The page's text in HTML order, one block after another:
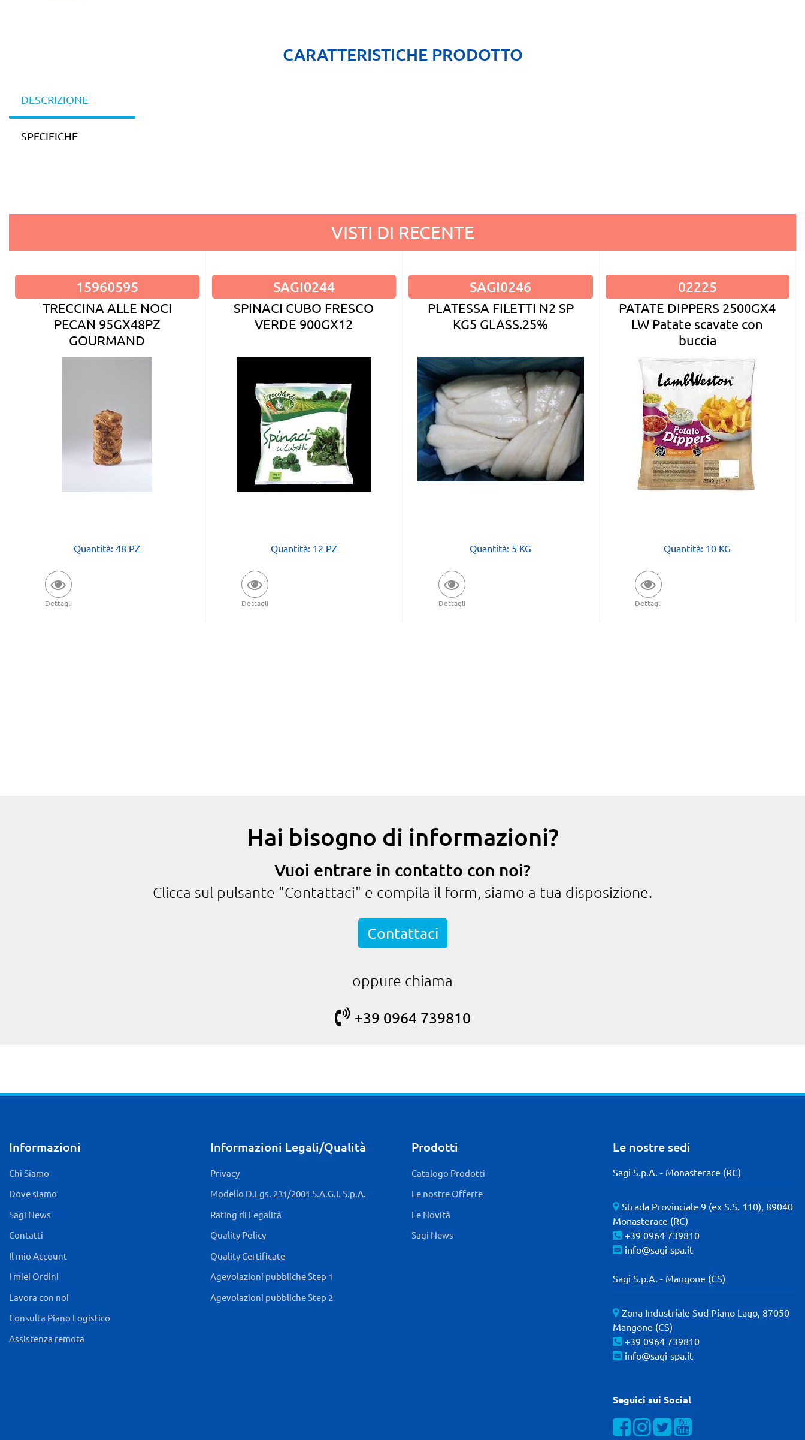
CARATTERISTICHE PRODOTTO
DESCRIZIONE
SPECIFICHE
VISTI DI RECENTE
15960595
TRECCINA ALLE NOCI
PECAN 95GX48PZ
GOURMAND
Quantità: 48 PZ
Dettagli
SAGI0244
SPINACI CUBO FRESCO
VERDE 900GX12
Quantità: 12 PZ
Dettagli
SAGI0246
PLATESSA FILETTI N2 SP
KG5 GLASS.25%
Quantità: 5 KG
Dettagli
02225
PATATE DIPPERS 2500GX4
LW Patate scavate con
buccia
Quantità: 10 KG
Dettagli
Hai bisogno di informazioni?
Vuoi entrare in contatto con noi?
Clicca sul pulsante "Contattaci" e compila il form, siamo a tua disposizione.
Contattaci
oppure chiama
+39 0964 739810
Informazioni
Chi Siamo
Dove siamo
Sagi News
Contatti
Il mio Account
I miei Ordini
Lavora con noi
Consulta Piano Logistico
Assistenza remota
Informazioni Legali/Qualità
Privacy
Modello D.Lgs. 231/2001 S.A.G.I. S.p.A.
Rating di Legalità
Quality Policy
Quality Certificate
Agevolazioni pubbliche Step 1
Agevolazioni pubbliche Step 2
Prodotti
Catalogo Prodotti
Le nostre Offerte
Le Novità
Sagi News
Le nostre sedi
Sagi S.p.A. - Monasterace (RC)
Strada Provinciale 9 (ex S.S. 110), 89040
Monasterace (RC)
+39 0964 739810
info@sagi-spa.it
Sagi S.p.A. - Mangone (CS)
Zona Industriale Sud Piano Lago, 87050
Mangone (CS)
+39 0964 739810
info@sagi-spa.it
Seguici sui Social
Visualizza la nostra pagina Facebook
Visualizza il nostro profilo
Visualizza il nostro profilo
Visualizza il nostro canale